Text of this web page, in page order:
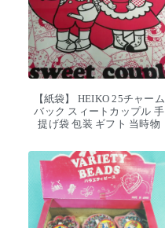
【紙袋】 HEIKO 25チャーム
バック スィートカップル 手
提げ袋 包装 ギフト 当時物